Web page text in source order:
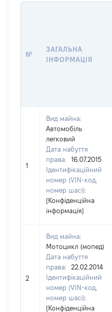
№
ЗАГАЛЬНА
ІНФОРМАЦІЯ
1
Вид майна:
Автомобіль
легковий
Дата набуття
права:
16.07.2015
Ідентифікаційний
номер (VIN-код,
номер шасі):
[Конфіденційна
інформація]
2
Вид майна:
Мотоцикл (мопед)
Дата набуття
права:
22.02.2014
Ідентифікаційний
номер (VIN-код,
номер шасі):
[Конфіденційна